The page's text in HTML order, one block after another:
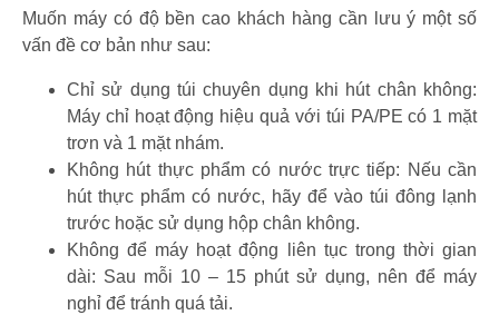
Muốn máy có độ bền cao khách hàng cần lưu ý một số
vấn đề cơ bản như sau:
Chỉ sử dụng túi chuyên dụng khi hút chân không:
Máy chỉ hoạt động hiệu quả với túi PA/PE có 1 mặt
trơn và 1 mặt nhám.
Không hút thực phẩm có nước trực tiếp: Nếu cần
hút thực phẩm có nước, hãy để vào túi đông lạnh
trước hoặc sử dụng hộp chân không.
Không để máy hoạt động liên tục trong thời gian
dài: Sau mỗi 10 – 15 phút sử dụng, nên để máy
nghỉ để tránh quá tải.